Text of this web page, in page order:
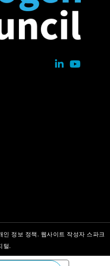
인 정보 정책. 웹사이트 작성자 스파크
털.